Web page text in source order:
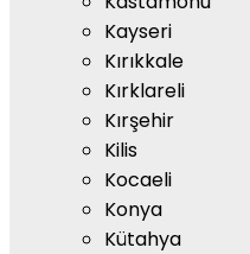
Kayseri
Kırıkkale
Kırklareli
Kırşehir
Kilis
Kocaeli
Konya
Kütahya